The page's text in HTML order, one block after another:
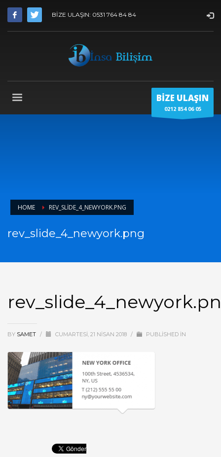
BİZE ULAŞIN: 0531 764 84 84
BİZE ULAŞIN
0212 854 06 05
HOME REV_SLIDE_4_NEWYORK.PNG
rev_slide_4_newyork.png
BY SAMET / CUMARTESI, 21 NISAN 2018 / PUBLISHED IN